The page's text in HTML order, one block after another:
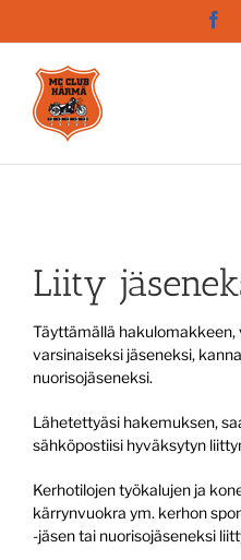
Liity
Täyttämällä hakulomakkeen,
varsinaiseksi jäseneksi,
nuorisojäseneksi.
Lähetettyäsi hakemuksen,
sähköpostiisi hyväksytyn
Kerhotilojen työkalujen ja
kärrynvuokra ym. kerhon
-jäsen tai nuorisojäseneksi